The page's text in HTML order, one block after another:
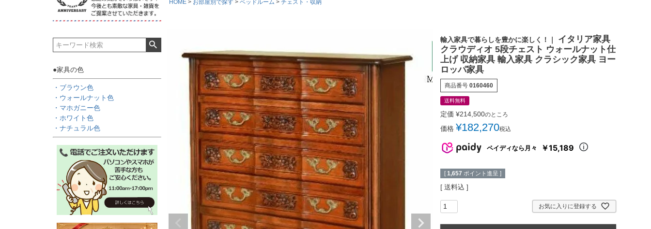
●家具の色
・ブラウン色
・ウォールナット色
・マホガニー色
・ホワイト色
・ナチュラル色
HOME
お部屋別で探す ベッドルーム チェスト・収納
輸入家具で暮らしを豊かに楽しく！｜
イタリア家具
クラウディオ 5段チェスト ウォールナット仕
上げ 収納家具 輸入家具 クラシック家具 ヨー
ロッパ家具
商品番号 0160460
送料無料
定価 ¥214,500のところ
価格 ¥182,270税込
ペイディなら月々 ￥15,189
[ 1,657 ポイント進呈 ]
送料込
お気に入りに登録する